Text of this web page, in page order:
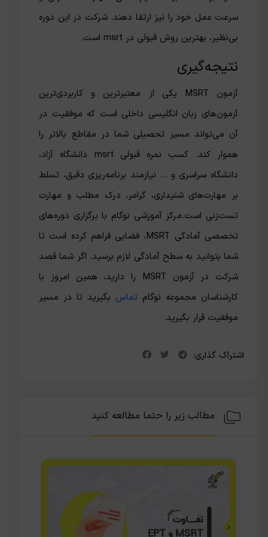
سرعت عمل خود را نیز ارتقا دهند. شرکت در این دوره
بی‌نظیر، بهترین روش قبولی در msrt است.
نتیجه‌گیری
آزمون MSRT یکی از معتبرترین و کاربردی‌ترین
آزمون‌های زبان انگلیسی داخلی است که موفقیت در
آن می‌تواند مسیر تحصیلی شما در مقاطع بالاتر را
هموار کند. کسب نمره قبولی msrt دانشگاه آزاد،
دانشگاه سراسری و … نیازمند برنامه‌ریزی دقیق، تسلط
بر مهارت‌های شنیداری، گرامر، درک مطلب و مهارت
تست‌زنی است.مرکز آموزشی نوگام با برگزاری دوره‌های
تخصصی آمادگی MSRT، فضایی فراهم کرده است تا
شما بتوانید به سطح آمادگی لازم برسید. اگر شما قصد
شرکت در آزمون MSRT را دارید، همین امروز با
کارشناسان مجموعه نوگام تماس بگیرید تا در مسیر
موفقیت قرار بگیرید.
اشتراک گذاری:
مطالب زیر را حتما مطالعه کنید